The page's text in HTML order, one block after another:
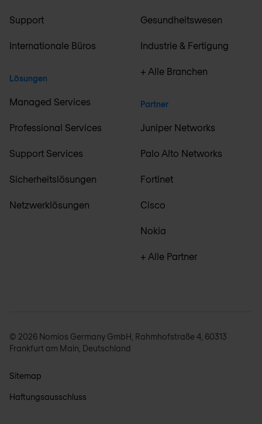
Support
Internationale Büros
Lösungen
Managed Services
Professional Services
Support Services
Sicherheitslösungen
Netzwerklösungen
Gesundheitswesen
Industrie & Fertigung
+ Alle Branchen
Partner
Juniper Networks
Palo Alto Networks
Fortinet
Cisco
Nokia
+ Alle Partner
© 2026 Nomios Germany GmbH, Rahmhofstraße 4, 60313
Frankfurt am Main, Deutschland
Sitemap
Haftungsausschluss